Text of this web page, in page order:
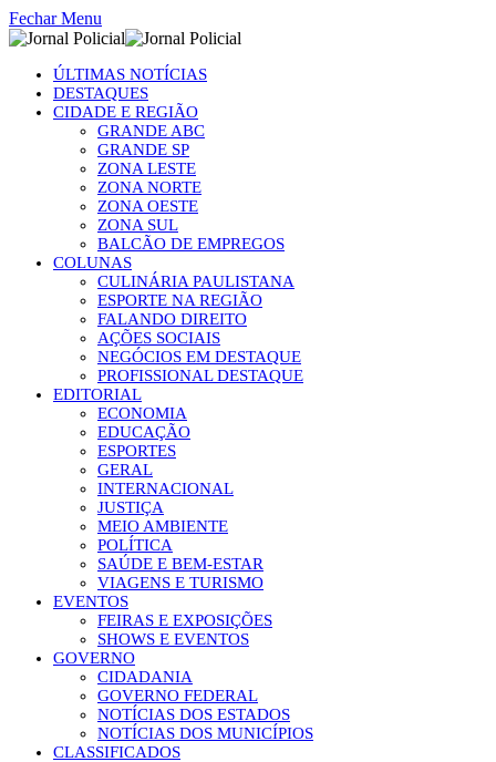
Fechar Menu
ÚLTIMAS NOTÍCIAS
DESTAQUES
CIDADE E REGIÃO
GRANDE ABC
GRANDE SP
ZONA LESTE
ZONA NORTE
ZONA OESTE
ZONA SUL
BALCÃO DE EMPREGOS
COLUNAS
CULINÁRIA PAULISTANA
ESPORTE NA REGIÃO
FALANDO DIREITO
AÇÕES SOCIAIS
NEGÓCIOS EM DESTAQUE
PROFISSIONAL DESTAQUE
EDITORIAL
ECONOMIA
EDUCAÇÃO
ESPORTES
GERAL
INTERNACIONAL
JUSTIÇA
MEIO AMBIENTE
POLÍTICA
SAÚDE E BEM-ESTAR
VIAGENS E TURISMO
EVENTOS
FEIRAS E EXPOSIÇÕES
SHOWS E EVENTOS
GOVERNO
CIDADANIA
GOVERNO FEDERAL
NOTÍCIAS DOS ESTADOS
NOTÍCIAS DOS MUNICÍPIOS
CLASSIFICADOS